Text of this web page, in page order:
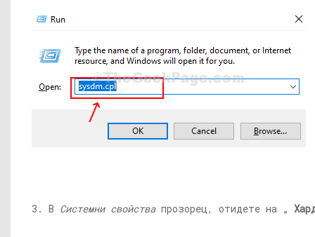
3. В Системни свойствапрозорец, отидете на „